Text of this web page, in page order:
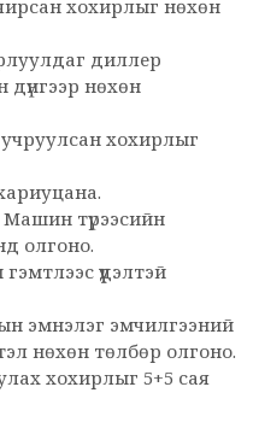
хохирлыг нөхөн
диллер
нөхөн
хохирлыг
түрээсийн
олгоно.
үүдэлтэй
эмнэлэг эмчилгээний
нөхөн төлбөр олгоно.
хохирлыг 5+5 сая